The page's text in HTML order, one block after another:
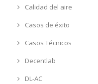
Calidad del aire
Casos de éxito
Casos Técnicos
Decentlab
DL-AC